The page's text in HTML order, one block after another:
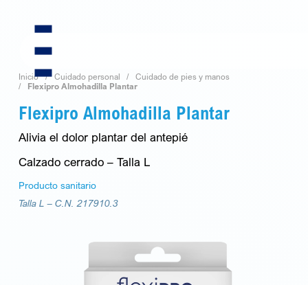
content
Inicio Cuidado personal
Cuidado de pies y manos
Flexipro Almohadilla Plantar
Flexipro Almohadilla Plantar
Alivia el dolor plantar del antepié
Calzado cerrado – Talla L
Producto sanitario
Talla L –C.N. 217910.3